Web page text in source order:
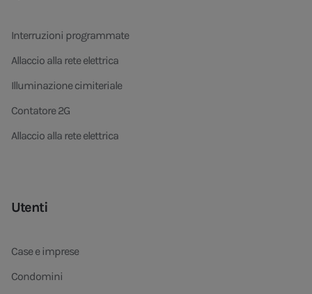
Interruzioni programmate
Allaccio alla rete elettrica
Illuminazione cimiteriale
Contatore 2G
Allaccio alla rete elettrica
Utenti
Case e imprese
Condomini